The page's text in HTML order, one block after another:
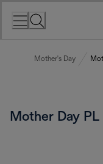
Mother's Day
Mother Day PL